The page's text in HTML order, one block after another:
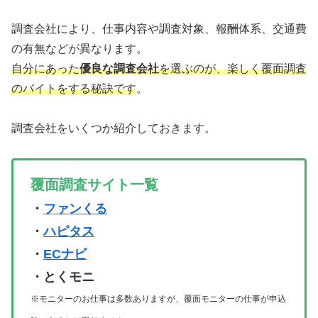
調査会社により、仕事内容や調査対象、報酬体系、交通費
の有無などが異なります。
自分にあった優良な調査会社を選ぶのが、楽しく覆面調査
のバイトをする秘訣です。
調査会社をいくつか紹介しておきます。
覆面調査サイト一覧
・ ファンくる
・ハピタス
・ ECナビ
・とくモニ
※モニターのお仕事は多数ありますが、覆面モニターの仕事が申込